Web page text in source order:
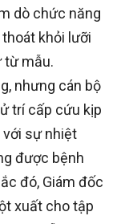
dò chức năng
khỏi lưỡi
từ mẫu.
nhưng cán bộ
trí cấp cứu kịp
với sự nhiệt
được bệnh
đó, Giám đốc
xuất cho tập